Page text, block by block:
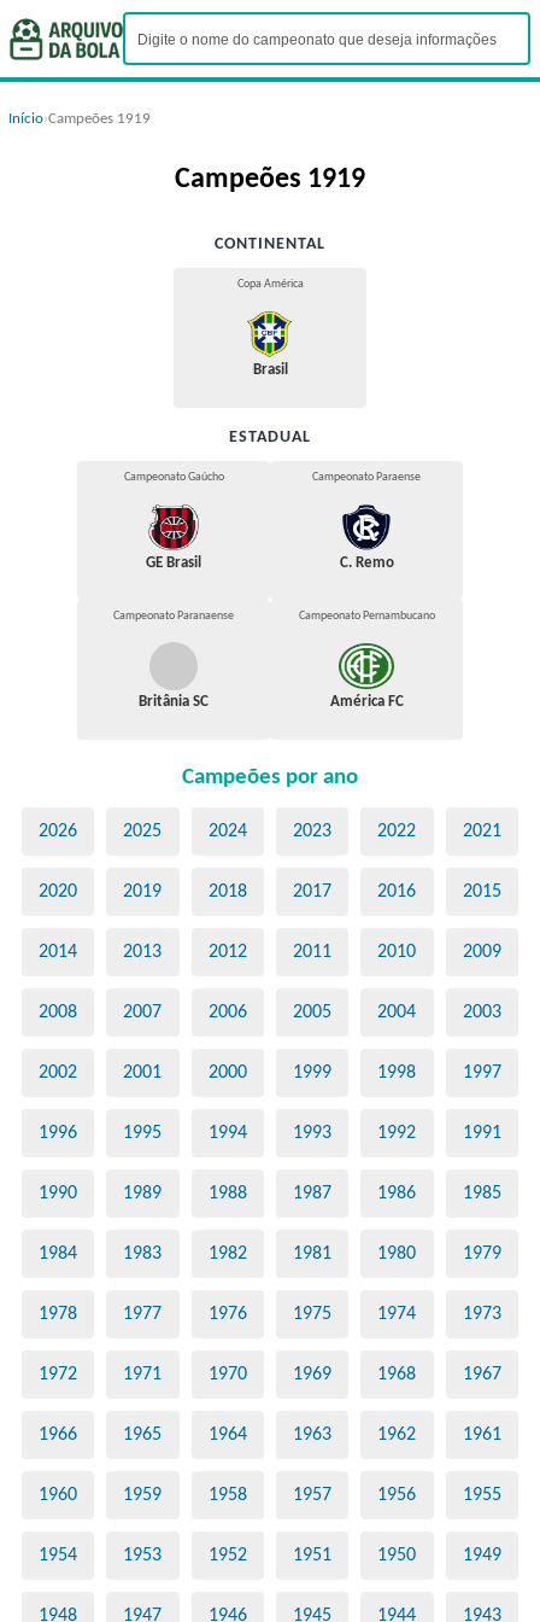
Início›Campeões 1919
Campeões 1919
CONTINENTAL
Copa América
Brasil
ESTADUAL
Campeonato Gaúcho
GE Brasil
Campeonato Paraense
C. Remo
Campeonato Paranaense
Britânia SC
Campeonato Pernambucano
América FC
Campeões por ano
2026 2025 2024 2023 2022 2021
2020 2019 2018 2017 2016 2015
2014 2013 2012 2011 2010 2009
2008 2007 2006 2005 2004 2003
2002 2001 2000 1999 1998 1997
1996 1995 1994 1993 1992 1991
1990 1989 1988 1987 1986 1985
1984 1983 1982 1981 1980 1979
1978 1977 1976 1975 1974 1973
1972 1971 1970 1969 1968 1967
1966 1965 1964 1963 1962 1961
1960 1959 1958 1957 1956 1955
1954 1953 1952 1951 1950 1949
1948 1947 1946 1945 1944 1943